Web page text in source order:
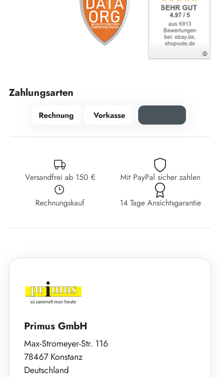
Zahlungsarten
Versandfrei ab 150 € Mit PayPal sicher zahlen
Rechnungskauf 14 Tage Ansichtsgarantie
Primus GmbH
Max-Stromeyer-Str. 116
78467 Konstanz
Deutschland